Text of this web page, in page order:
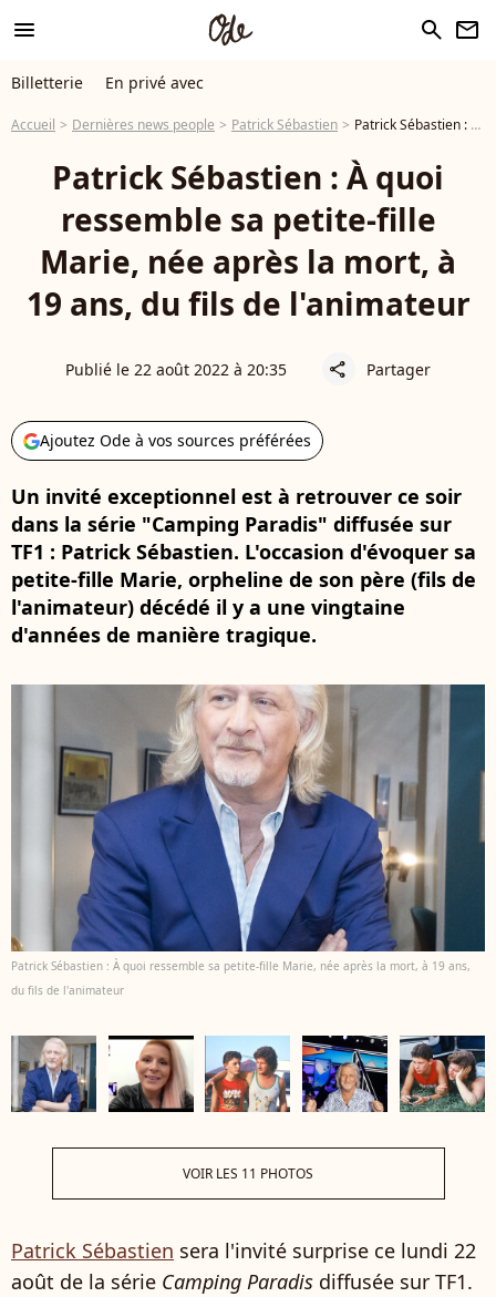
menu search newsletter
Billetterie En privé avec
Accueil Dernières news people Patrick Sébastien Patrick Sébastien : À quoi ressemble sa petite-fille Marie, née après la mort, à 19 ans, du fils de l'animateur
Patrick Sébastien : À quoi
ressemble sa petite-fille
Marie, née après la mort, à
19 ans, du fils de l'animateur
Publié le 22 août 2022 à 20:35 share Partager
Ajoutez Ode à vos sources préférées
Un invité exceptionnel est à retrouver ce soir
dans la série "Camping Paradis" diffusée sur
TF1 : Patrick Sébastien. L'occasion d'évoquer sa
petite-fille Marie, orpheline de son père (fils de
l'animateur) décédé il y a une vingtaine
d'années de manière tragique.
Patrick Sébastien : À quoi ressemble sa petite-fille Marie, née après la mort, à 19 ans,
du fils de l'animateur
VOIR LES 11 PHOTOS
Patrick Sébastien sera l'invité surprise ce lundi 22
août de la série Camping Paradis diffusée sur TF1.